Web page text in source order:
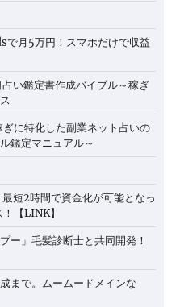
で月5万円！スマホだけで収益
い鑑定書作成バイブル～稼ぎ
に特化した副業ネット占いの
鑑定マニュアル～
短2時間で資金化が可能となっ
【LINK】
ー」毛髪診断士と共同開発！
まで。ムームードメインな